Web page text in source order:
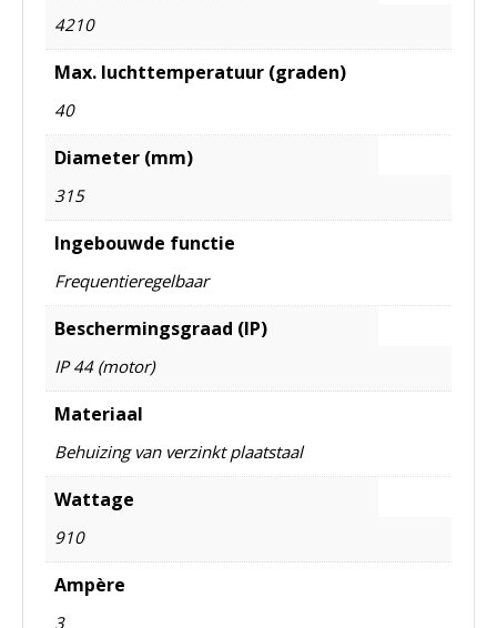
4210
Max. luchttemperatuur (graden)
40
Diameter (mm)
315
Ingebouwde functie
Frequentieregelbaar
Beschermingsgraad (IP)
IP 44 (motor)
Materiaal
Behuizing van verzinkt plaatstaal
Wattage
910
Ampère
3